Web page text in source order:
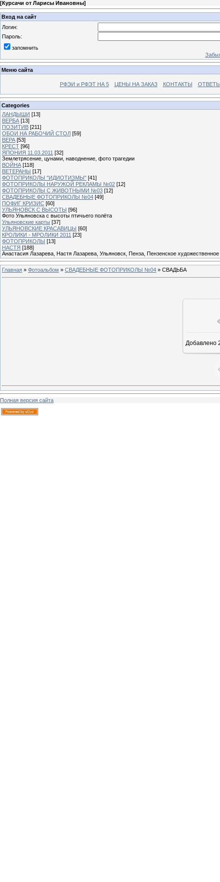
[Курсачи от Ларисы Ивановны]
Вход на сайт
Логин:
Пароль:
запомнить
Меню сайта
РФЭИ и РФЭТ НА 5 ЦЕНЫ НА ЗАКАЗ КОНТАКТЫ
Categories
ЛАНДЫШИ [13]
ВЕРБА [13]
ПОЗИТИВ [211]
ОБОИ НА РАБОЧИЙ СТОЛ [59]
ВЕРА [53]
КРЕСТ [96]
ЯПОНИЯ 11.03.2011 [32]
Землетрясение, цунами, наводнение, фото трагедии
ВОЙНА [118]
ВЕТЕРАНЫ [17]
ФОТОПРИКОЛЫ "ИДИОТИЗМЫ" [41]
ФОТОПРИКОЛЫ НАРУЖОЙ РЕКЛАМЫ №02 [12]
ФОТОПРИКОЛЫ С ЖИВОТНЫМИ №03 [12]
СВАДЕБНЫЕ ФОТОПРИКОЛЫ №04 [49]
ПОФИГ КРИЗИС [60]
УЛЬЯНОВСК С ВЫСОТЫ [96]
Фото Ульяновска с высоты птичьего полёта
Ульяновские карты [37]
УЛЬЯНОВСКИЕ КРАСАВИЦЫ [60]
КРОЛИКИ - МРОЛИКИ 2011 [23]
ФОТОПРИКОЛЫ [13]
НАСТЯ [188]
Анастасия Лазарева, Настя Лазарева, Ульяновск, Пенза, Пензенское
Главная » Фотоальбом » СВАДЕБНЫЕ ФОТОПРИКОЛЫ №04 » СВАДЬБА
Добавлено
Полная версия сайта